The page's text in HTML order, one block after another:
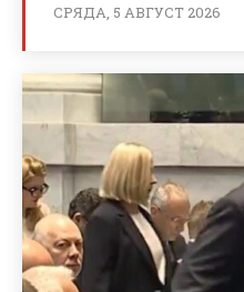
СРЯДА, 5 АВГУСТ 2026